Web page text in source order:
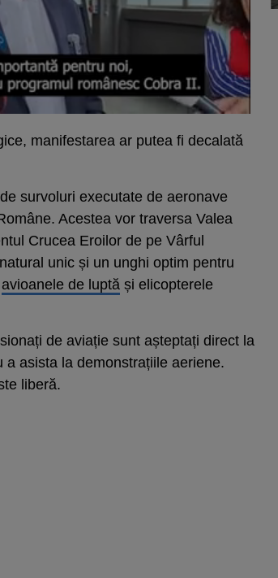
manifestarea ar putea fi decalată
survoluri executate de aeronave
Acestea vor traversa Valea
Crucea Eroilor de pe Vârful
unic și un unghi optim pentru
avioanele de luptă și elicopterele
de aviație sunt așteptați direct la
asista la demonstrațiile aeriene.
liberă.